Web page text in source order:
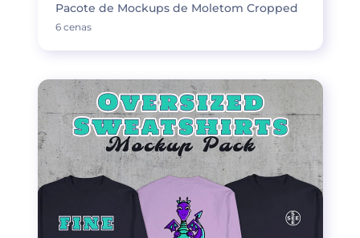
Pacote de Mockups de Moletom Cropped
6 cenas